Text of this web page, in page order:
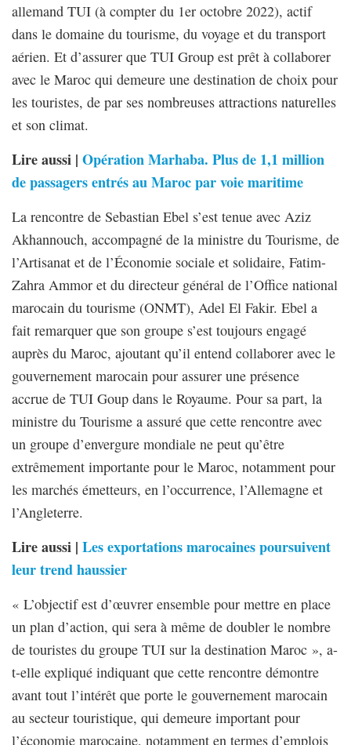
allemand TUI (à compter du 1er octobre 2022), actif
dans le domaine du tourisme, du voyage et du transport
aérien. Et d’assurer que TUI Group est prêt à collaborer
avec le Maroc qui demeure une destination de choix pour
les touristes, de par ses nombreuses attractions naturelles
et son climat.
Lire aussi | Opération Marhaba. Plus de 1,1 million
de passagers entrés au Maroc par voie maritime
La rencontre de Sebastian Ebel s’est tenue avec Aziz
Akhannouch, accompagné de la ministre du Tourisme, de
l’Artisanat et de l’Économie sociale et solidaire, Fatim-
Zahra Ammor et du directeur général de l’Office national
marocain du tourisme (ONMT), Adel El Fakir. Ebel a
fait remarquer que son groupe s’est toujours engagé
auprès du Maroc, ajoutant qu’il entend collaborer avec le
gouvernement marocain pour assurer une présence
accrue de TUI Goup dans le Royaume. Pour sa part, la
ministre du Tourisme a assuré que cette rencontre avec
un groupe d’envergure mondiale ne peut qu’être
extrêmement importante pour le Maroc, notamment pour
les marchés émetteurs, en l’occurrence, l’Allemagne et
l’Angleterre.
Lire aussi | Les exportations marocaines poursuivent
leur trend haussier
« L’objectif est d’œuvrer ensemble pour mettre en place
un plan d’action, qui sera à même de doubler le nombre
de touristes du groupe TUI sur la destination Maroc », a-
t-elle expliqué indiquant que cette rencontre démontre
avant tout l’intérêt que porte le gouvernement marocain
au secteur touristique, qui demeure important pour
l’économie marocaine, notamment en termes d’emplois